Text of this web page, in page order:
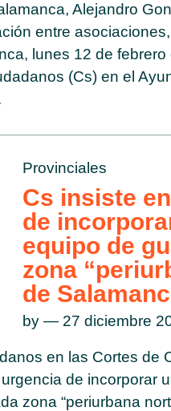
Alejandro
entre
lunes 12 de febrero
(Cs) en el
Provinciales
Cs insiste
de
equipo de
zona
de
by — 27 diciembre
en las Cortes de
de incorporar
zona “periurbana